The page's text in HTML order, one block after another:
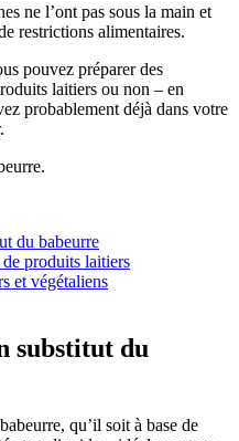
ne l’ont pas sous la main et
restrictions alimentaires.
pouvez préparer des
laitiers ou non – en
probablement déjà dans votre
du babeurre
de produits laitiers
et végétaliens
substitut du
qu’il soit à base de